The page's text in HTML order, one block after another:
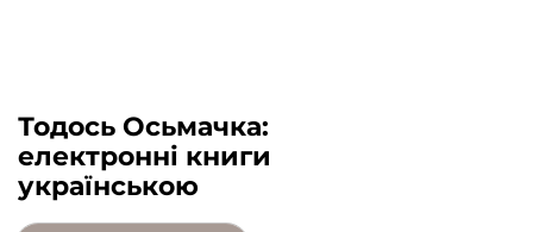
Тодось Осьмачка:
електронні книги
українською